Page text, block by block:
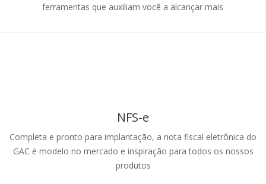
ferramentas que auxiliam você a alcançar mais
NFS-e
Completa e pronto para implantação, a nota fiscal eletrônica do
GAC é modelo no mercado e inspiração para todos os nossos
produtos